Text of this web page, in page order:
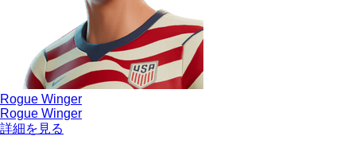
Rogue Winger
Rogue Winger
詳細を見る